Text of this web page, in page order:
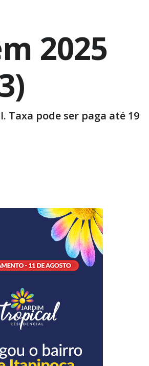
2025
Taxa pode ser paga até 19